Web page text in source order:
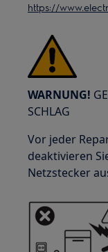
https://
WARNUNG!
SCHLAG
Vor jeder
deaktivieren
Netzstecker